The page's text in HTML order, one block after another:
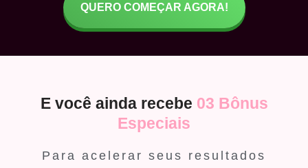
QUERO COMEÇAR AGORA!
E você ainda recebe 03 Bônus
Especiais
Para acelerar seus resultados